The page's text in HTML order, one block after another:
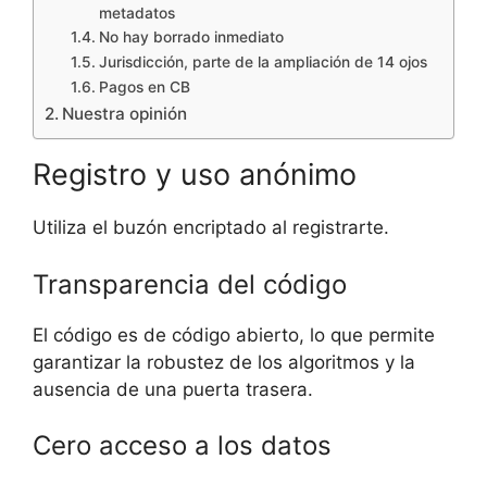
metadatos
No hay borrado inmediato
Jurisdicción, parte de la ampliación de 14 ojos
Pagos en CB
Nuestra opinión
Registro y uso anónimo
Utiliza el buzón encriptado al registrarte.
Transparencia del código
El código es de código abierto, lo que permite
garantizar la robustez de los algoritmos y la
ausencia de una puerta trasera.
Cero acceso a los datos